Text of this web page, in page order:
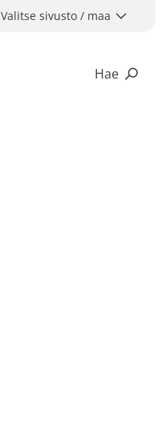
Valitse sivusto / maa
Hae